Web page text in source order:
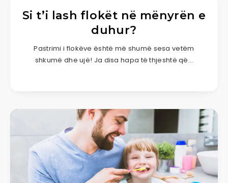
Si t’i lash flokët në mënyrën e
duhur?
Pastrimi i flokëve është më shumë sesa vetëm
shkumë dhe ujë! Ja disa hapa të thjeshtë që…